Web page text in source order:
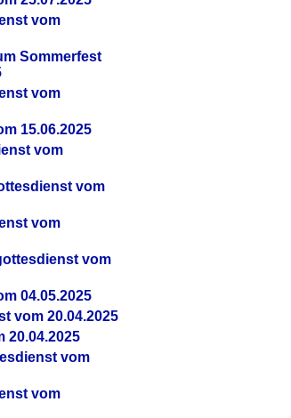
vom
Sommerfest
vom
15.06.2025
vom
vom
vom
vom
04.05.2025
vom 20.04.2025
20.04.2025
vom
vom